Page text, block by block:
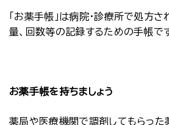
「お薬手帳」は病院・診療所で処方
量、回数等の記録するための手帳です
お薬手帳を持ちましょう
薬局や医療機関で調剤してもらっ